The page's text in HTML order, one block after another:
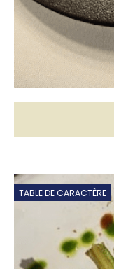
TABLE DE CARACTÈRE